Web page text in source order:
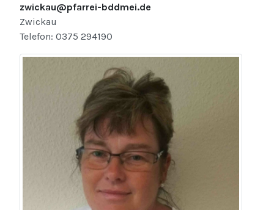
zwickau@pfarrei-bddmei.de
Zwickau
Telefon: 0375 294190